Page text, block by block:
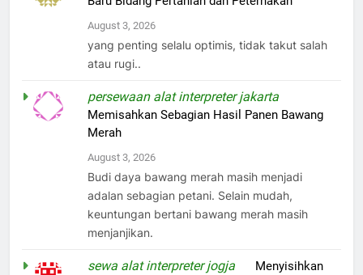
August 3, 2026
yang penting selalu optimis, tidak takut salah
atau rugi..
persewaan alat interpreter jakarta
Memisahkan Sebagian Hasil Panen Bawang
Merah
August 3, 2026
Budi daya bawang merah masih menjadi
adalan sebagian petani. Selain mudah,
keuntungan bertani bawang merah masih
menjanjikan.
sewa alat interpreter jogja
Menyisihkan